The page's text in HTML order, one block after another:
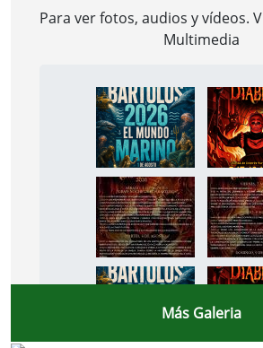
Para ver fotos, audios y vídeos.
Multimedia
Más Galeria